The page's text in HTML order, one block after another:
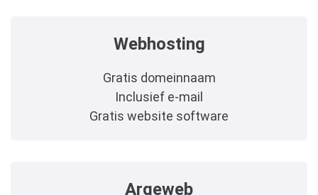
Webhosting
Gratis domeinnaam
Inclusief e-mail
Gratis website software
Argeweb